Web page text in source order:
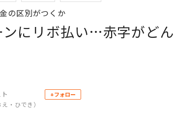
の区別がつくか
ンにリボ払い…赤字がど
・ひでき）
+フォロー